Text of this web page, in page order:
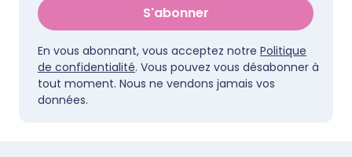
S'abonner
En vous abonnant, vous acceptez notre Politique
de confidentialité. Vous pouvez vous désabonner à
tout moment. Nous ne vendons jamais vos
données.